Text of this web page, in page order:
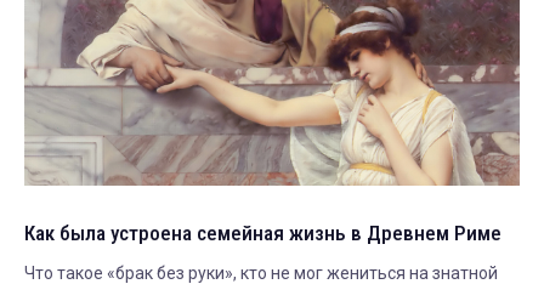
Как была устроена семейная жизнь в Древнем Риме
Что такое «брак без руки», кто не мог жениться на знатной